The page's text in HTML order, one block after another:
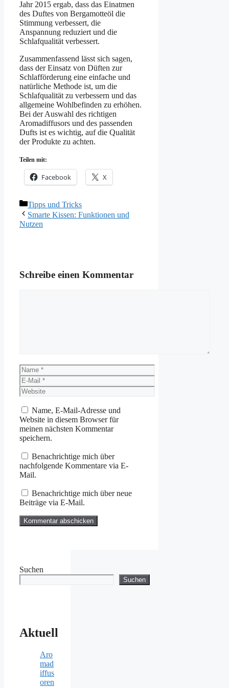
Jahr 2015 ergab, dass das Einatmen
des Duftes von Bergamotteöl die
Stimmung verbessert, die
Anspannung reduziert und die
Schlafqualität verbessert.
Zusammenfassend lässt sich sagen,
dass der Einsatz von Düften zur
Schlafförderung eine einfache und
natürliche Methode ist, um die
Schlafqualität zu verbessern und das
allgemeine Wohlbefinden zu erhöhen.
Bei der Auswahl des richtigen
Aromadiffusors und des passenden
Dufts ist es wichtig, auf die Qualität
der Produkte zu achten.
Teilen mit:
Facebook X
Kategorien
Tipps und Tricks
Smarte Kissen: Funktionen und
Nutzen
Schreibe einen Kommentar
Name
E-
Mail
Website
Name, E-Mail-Adresse und
Website in diesem Browser für
meinen nächsten Kommentar
speichern.
Benachrichtige mich über
nachfolgende Kommentare via E-
Mail.
Benachrichtige mich über neue
Beiträge via E-Mail.
Suchen
Suchen
Aktuell
Aro
mad
iffus
oren